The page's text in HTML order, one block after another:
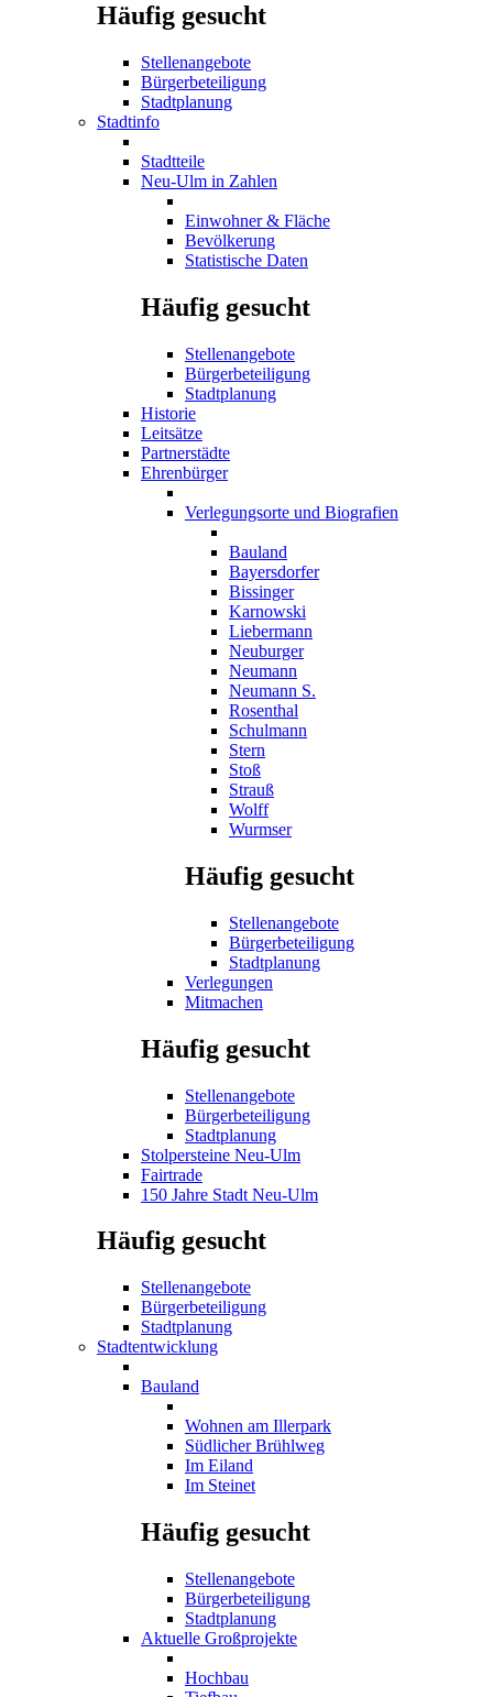
Häufig gesucht
Stellenangebote
Bürgerbeteiligung
Stadtplanung
Stadtinfo
Stadtteile
Neu-Ulm in Zahlen
Einwohner & Fläche
Bevölkerung
Statistische Daten
Häufig gesucht
Stellenangebote
Bürgerbeteiligung
Stadtplanung
Historie
Leitsätze
Partnerstädte
Ehrenbürger
Verlegungsorte und Biografien
Bauland
Bayersdorfer
Bissinger
Karnowski
Liebermann
Neuburger
Neumann
Neumann S.
Rosenthal
Schulmann
Stern
Stoß
Strauß
Wolff
Wurmser
Häufig gesucht
Stellenangebote
Bürgerbeteiligung
Stadtplanung
Verlegungen
Mitmachen
Häufig gesucht
Stellenangebote
Bürgerbeteiligung
Stadtplanung
Stolpersteine Neu-Ulm
Fairtrade
150 Jahre Stadt Neu-Ulm
Häufig gesucht
Stellenangebote
Bürgerbeteiligung
Stadtplanung
Stadtentwicklung
Bauland
Wohnen am Illerpark
Südlicher Brühlweg
Im Eiland
Im Steinet
Häufig gesucht
Stellenangebote
Bürgerbeteiligung
Stadtplanung
Aktuelle Großprojekte
Hochbau